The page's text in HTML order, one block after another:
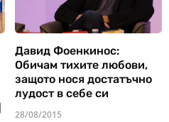
Давид Фоенкинос:
Обичам тихите любови,
защото нося достатъчно
лудост в себе си
28/08/2015